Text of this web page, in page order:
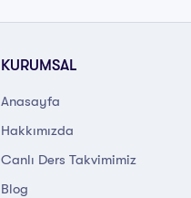
KURUMSAL
Anasayfa
Hakkımızda
Canlı Ders Takvimimiz
Blog